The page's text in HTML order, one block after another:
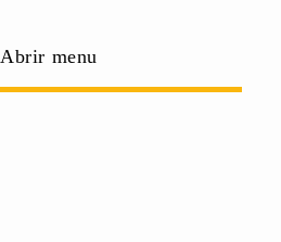
Abrir menu